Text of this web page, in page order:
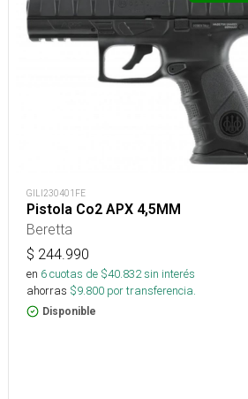
GILI230401FE
Pistola Co2 APX 4,5MM
Beretta
$ 244.990
en 6cuotas de $40.832sin interés
ahorras $9.800 por transferencia.
Disponible